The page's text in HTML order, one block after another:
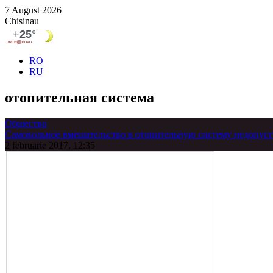
7 August 2026
Chisinau
RO
RU
отопительная система
Общество
Самовольное вмешательство в отопительную систему
2 februarie 2017, 12:35